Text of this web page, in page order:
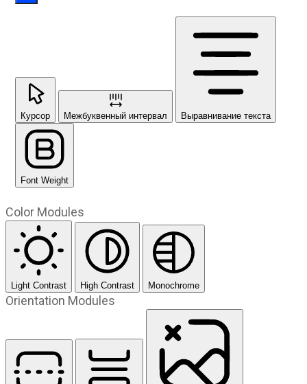
Курсор Межбуквенный интервал Выравнивание текста
Font Weight
Color Modules
Light Contrast High Contrast Monochrome
Orientation Modules